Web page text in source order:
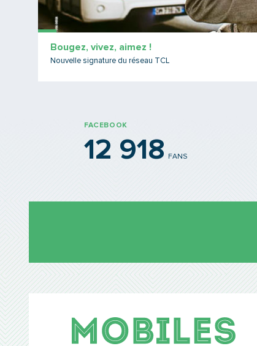
Bougez, vivez, aimez !
Nouvelle signature du réseau TCL
FACEBOOK
12 918 FANS